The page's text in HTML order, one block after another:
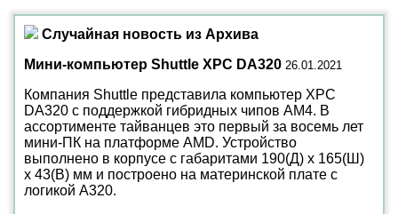
Случайная новость из Архива
Мини-компьютер Shuttle XPC DA320 26.01.2021
Компания Shuttle представила компьютер XPC
DA320 с поддержкой гибридных чипов AM4. В
ассортименте тайванцев это первый за восемь лет
мини-ПК на платформе AMD. Устройство
выполнено в корпусе с габаритами 190(Д) x 165(Ш)
x 43(В) мм и построено на материнской плате с
логикой A320.